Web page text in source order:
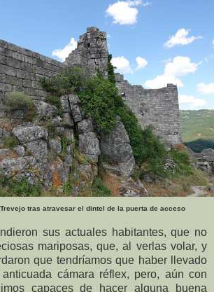
tras atravesar el dintel de la puerta de acceso
sus actuales habitantes, que no
mariposas, que, al verlas volar, y
que tendríamos que haber llevado
cámara réflex, pero, aún con
capaces de hacer alguna buena